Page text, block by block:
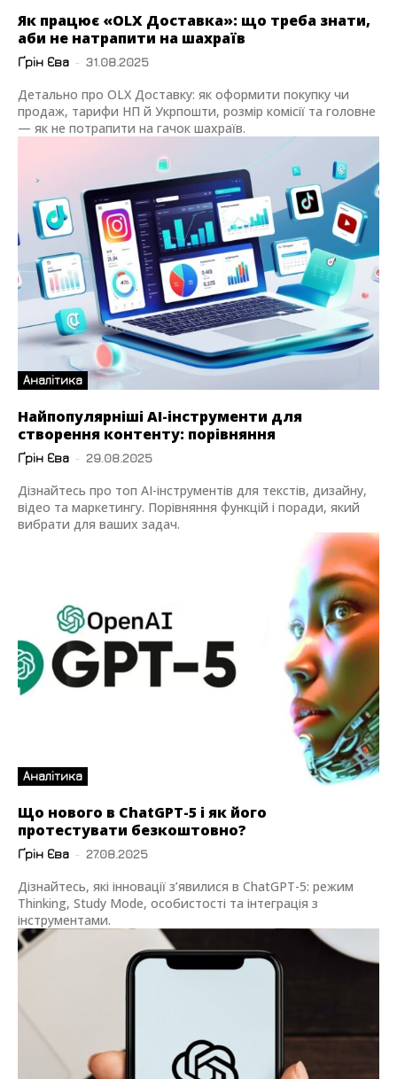
Як працює «OLX Доставка»: що треба знати,
аби не натрапити на шахраїв
Ґрін Єва - 31.08.2025
Детально про OLX Доставку: як оформити покупку чи
продаж, тарифи НП й Укрпошти, розмір комісії та головне
— як не потрапити на гачок шахраїв.
Аналітика
Найпопулярніші AI-інструменти для
створення контенту: порівняння
Ґрін Єва - 29.08.2025
Дізнайтесь про топ AI-інструментів для текстів, дизайну,
відео та маркетингу. Порівняння функцій і поради, який
вибрати для ваших задач.
Аналітика
Що нового в ChatGPT-5 і як його
протестувати безкоштовно?
Ґрін Єва - 27.08.2025
Дізнайтесь, які інновації з’явилися в ChatGPT-5: режим
Thinking, Study Mode, особистості та інтеграція з
інструментами.